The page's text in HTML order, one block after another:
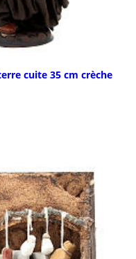
cuite 35 cm crèche